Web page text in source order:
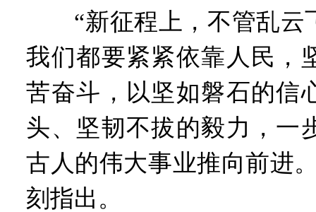
“新征程上，不管乱云
我们都要紧紧依靠人民，
苦奋斗，以坚如磐石的信
头、坚韧不拔的毅力，一
古人的伟大事业推向前进
刻指出。